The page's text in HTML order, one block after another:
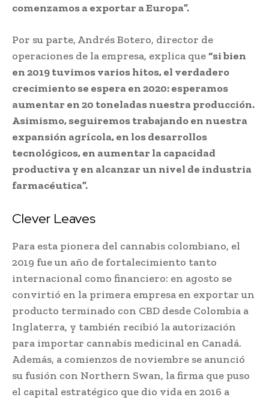
comenzamos a exportar a Europa”.
Por su parte, Andrés Botero, director de
operaciones de la empresa, explica que“si bien
en 2019 tuvimos varios hitos, el verdadero
crecimiento se espera en 2020: esperamos
aumentar en 20 toneladas nuestra producción.
Asimismo, seguiremos trabajando en nuestra
expansión agrícola, en los desarrollos
tecnológicos, en aumentar la capacidad
productiva y en alcanzar un nivel de industria
farmacéutica”.
Clever Leaves
Para esta pionera del cannabis colombiano, el
2019 fue un año de fortalecimiento tanto
internacional como financiero: en agosto se
convirtió en la primera empresa en exportar un
producto terminado con CBD desde Colombia a
Inglaterra, y también recibió la autorización
para importar cannabis medicinal en Canadá.
Además, a comienzos de noviembre se anunció
su fusión con Northern Swan, la firma que puso
el capital estratégico que dio vida en 2016 a